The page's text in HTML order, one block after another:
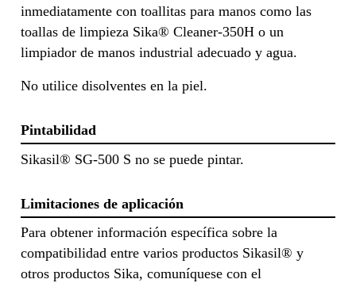
inmediatamente con toallitas para manos como las
toallas de limpieza Sika® Cleaner-350H o un
limpiador de manos industrial adecuado y agua.
No utilice disolventes en la piel.
Pintabilidad
Sikasil® SG-500 S no se puede pintar.
Limitaciones de aplicación
Para obtener información específica sobre la
compatibilidad entre varios productos Sikasil® y
otros productos Sika, comuníquese con el